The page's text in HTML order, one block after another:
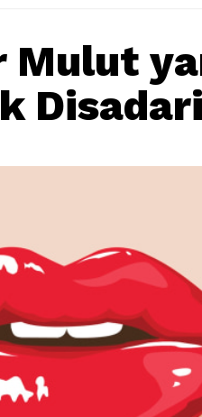
Mulut
Disadari